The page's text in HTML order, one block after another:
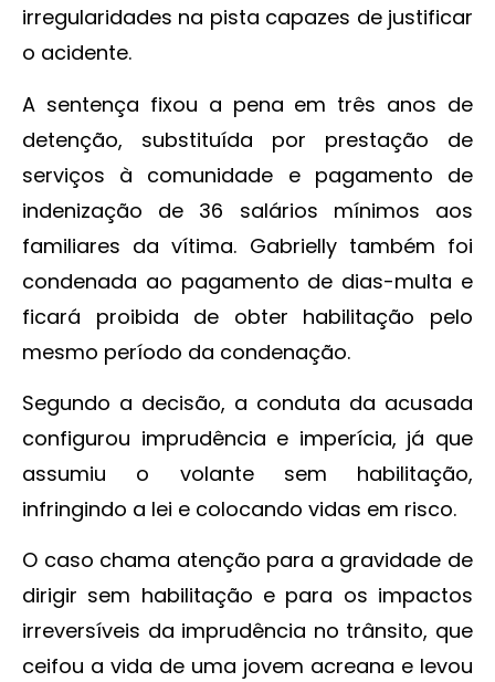
irregularidades na pista capazes de justificar
o acidente.
A sentença fixou a pena em três anos de
detenção, substituída por prestação de
serviços à comunidade e pagamento de
indenização de 36 salários mínimos aos
familiares da vítima. Gabrielly também foi
condenada ao pagamento de dias-multa e
ficará proibida de obter habilitação pelo
mesmo período da condenação.
Segundo a decisão, a conduta da acusada
configurou imprudência e imperícia, já que
assumiu o volante sem habilitação,
infringindo a lei e colocando vidas em risco.
O caso chama atenção para a gravidade de
dirigir sem habilitação e para os impactos
irreversíveis da imprudência no trânsito, que
ceifou a vida de uma jovem acreana e levou